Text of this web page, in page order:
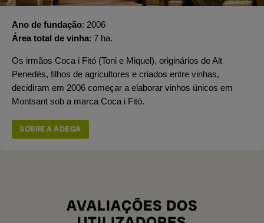
Ano de fundação 2006
Área total de vinha 7 ha.
Os irmãos Coca i Fitó (Toni e Miquel), originários de Alt
Penedès, filhos de agricultores e criados entre vinhas,
decidiram em 2006 começar a elaborar vinhos únicos em
Montsant sob a marca Coca i Fitó.
SOBRE A ADEGA
AVALIAÇÕES DOS